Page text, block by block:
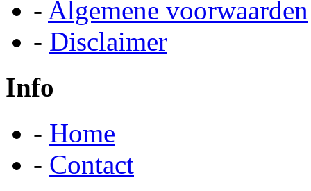
- Algemene voorwaarden
- Disclaimer
Info
- Home
- Contact